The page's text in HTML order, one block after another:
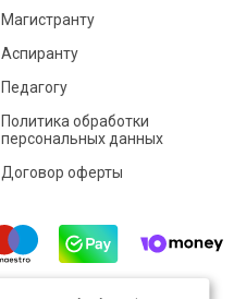
Магистранту
Аспиранту
Педагогу
Политика обработки
персональных данных
Договор оферты